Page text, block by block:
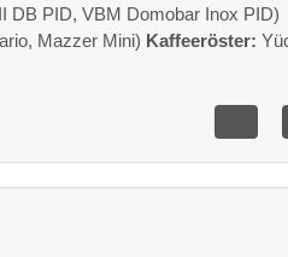
DB PID, VBM Domobar Inox PID)
Mazzer Mini) Kaffeeröster: